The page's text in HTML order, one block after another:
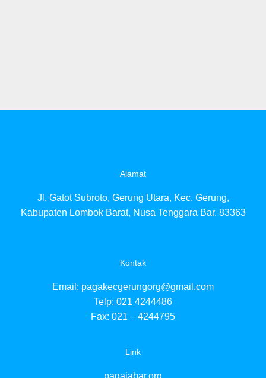
Alamat
Jl. Gatot Subroto, Gerung Utara, Kec. Gerung,
Kabupaten Lombok Barat, Nusa Tenggara Bar. 83363
Kontak
Email: pagakecgerungorg@gmail.com
Telp: 021 4244486
Fax: 021 – 4244795
Link
pagajabar.org